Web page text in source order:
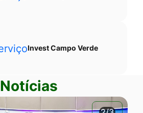
Invest Campo Verde
Notícias